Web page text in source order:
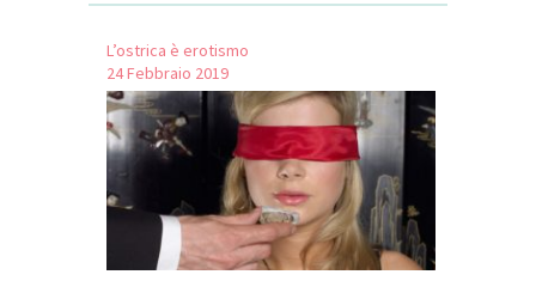
L’ostrica è erotismo
24 Febbraio 2019